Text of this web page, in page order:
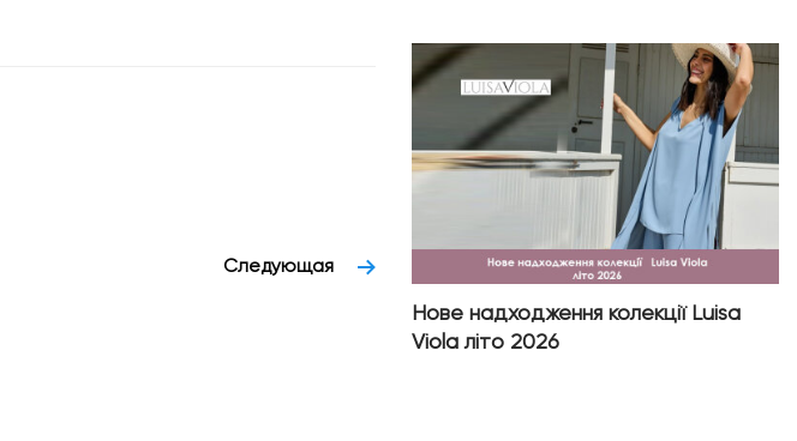
Следующая
Нове надходження колекції Luisa
Viola літо 2026